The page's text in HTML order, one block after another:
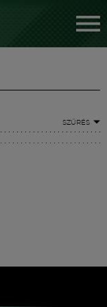
SZŰRÉS